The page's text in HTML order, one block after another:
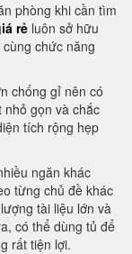
phòng khi cần tìm
rẻ luôn sở hữu
chức năng
chống gỉ nên có
gọn và chắc
tích rộng hẹp
ngăn khác
từng chủ đề khác
tài liệu lớn và
có thể dùng tủ để
rất tiện lợi.